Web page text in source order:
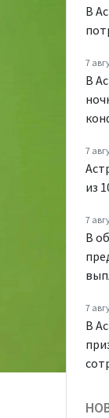
В
7
В
7
из
7
В
7
В